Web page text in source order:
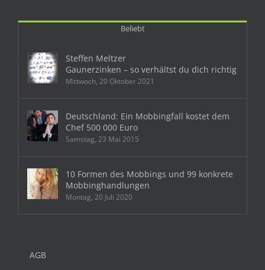
Beliebt
Steffen Meltzer
Gaunerzinken – so verhältst du dich richtig
Mittwoch, 20 Oktober 2021
Deutschland: Ein Mobbingfall kostet dem
Chef 500 000 Euro
Samstag, 23 Mai 2015
10 Formen des Mobbings und 99 konkrete
Mobbinghandlungen
Montag, 20 Juli 2020
AGB